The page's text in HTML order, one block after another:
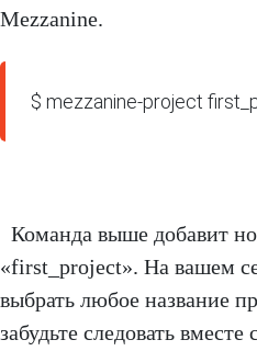
Mezzanine.
$ mezzanine-project
Команда выше добавит
«first_project». На вашем
выбрать любое название
забудьте следовать